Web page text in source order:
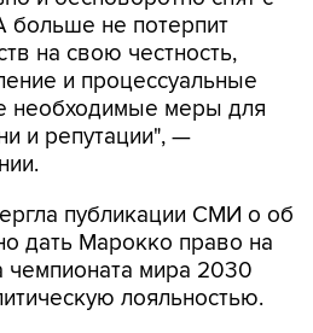
не потерпит
на свою честность,
и процессуальные
необходимые меры для
и репутации", —
публикации СМИ о об
дать Марокко право на
мира 2030
лояльностью.